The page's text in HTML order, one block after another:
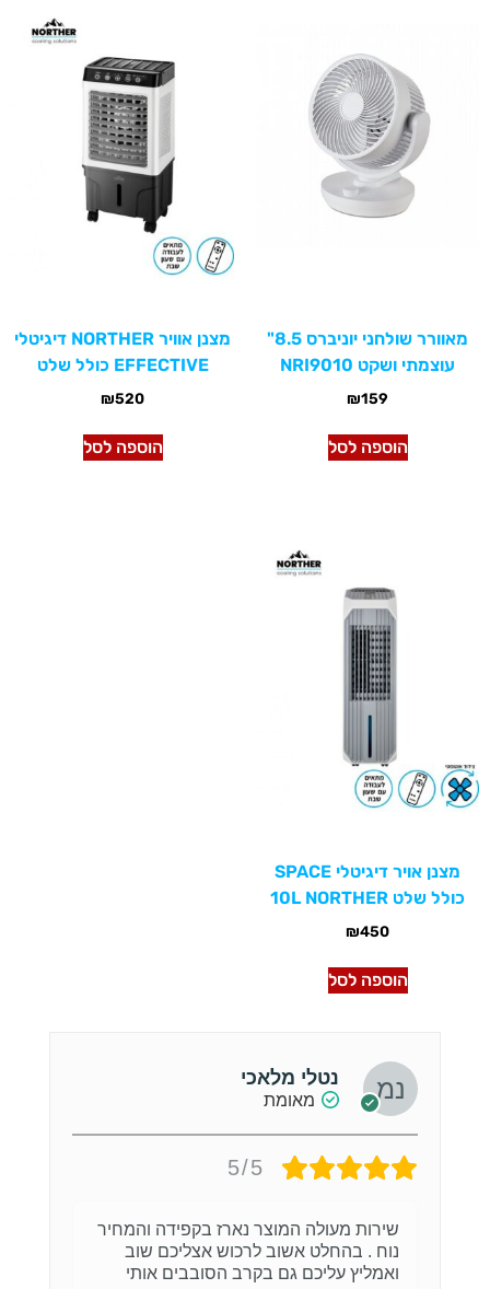
מאוורר שולחני יוניברס 8.5"
עוצמתי ושקט NRI9010
₪159
הוספה לסל
מצנן אוויר NORTHER דיגיטלי
EFFECTIVE כולל שלט
₪520
הוספה לסל
מצנן אויר דיגיטלי SPACE
כולל שלט 10L NORTHER
₪450
הוספה לסל
נטלי מלאכי
מאומת
5/5
שירות מעולה המוצר נארז בקפידה והמחיר
נוח . בהחלט אשוב לרכוש אצליכם שוב
ואמליץ עליכם גם בקרב הסובבים אותי